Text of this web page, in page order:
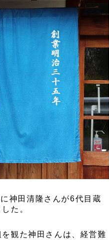
神田清隆さんが6代目蔵
た。
観た神田さんは、経営難